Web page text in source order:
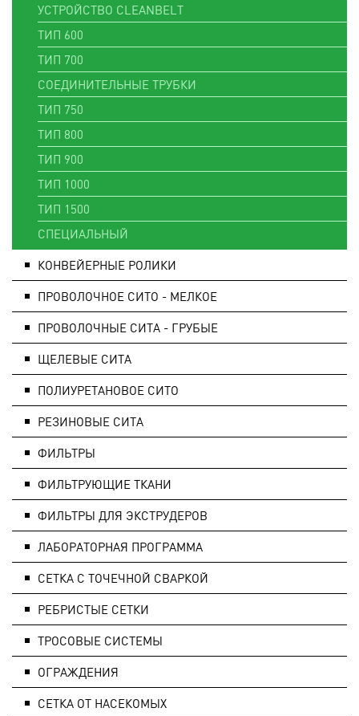
УСТРОЙСТВО CLEANBELT
ТИП 600
ТИП 700
СОЕДИНИТЕЛЬНЫЕ ТРУБКИ
ТИП 750
ТИП 800
ТИП 900
ТИП 1000
ТИП 1500
СПЕЦИАЛЬНЫЙ
КОНВЕЙЕРНЫЕ РОЛИКИ
ПРОВОЛОЧНОЕ СИТО - МЕЛКОЕ
ПРОВОЛОЧНЫЕ СИТА - ГРУБЫЕ
ЩЕЛЕВЫЕ СИТА
ПОЛИУРЕТАНОВОЕ СИТО
РЕЗИНОВЫЕ СИТА
ФИЛЬТРЫ
ФИЛЬТРУЮЩИЕ ТКАНИ
ФИЛЬТРЫ ДЛЯ ЭКСТРУДЕРОВ
ЛАБОРАТОРНАЯ ПРОГРАММА
СЕТКА С ТОЧЕЧНОЙ СВАРКОЙ
РЕБРИСТЫЕ СЕТКИ
ТРОСОВЫЕ СИСТЕМЫ
ОГРАЖДЕНИЯ
СЕТКА ОТ НАСЕКОМЫХ